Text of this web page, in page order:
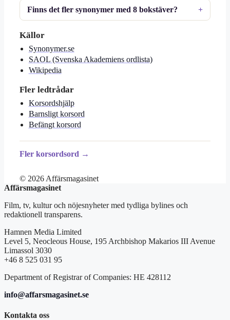
Finns det fler synonymer med 8 bokstäver?
Källor
Synonymer.se
SAOL (Svenska Akademiens ordlista)
Wikipedia
Fler ledtrådar
Korsordshjälp
Barnsligt korsord
Befängt korsord
Fler korsordsord →
© 2026 Affärsmagasinet
Affärsmagasinet
Film, tv, kultur och nöjesnyheter med tydliga bylines och
redaktionell transparens.
Hamnen Media Limited
Level 5, Neocleous House, 195 Archbishop Makarios III Avenue
Limassol 3030
+46 8 525 031 95
Department of Registrar of Companies: HE 428112
info@affarsmagasinet.se
Kontakta oss